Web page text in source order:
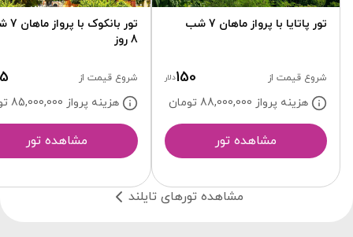
تور پاتایا با پرواز ماهان 7 شب
شروع قیمت از 150دلار
هزینه پرواز 88,000,000 تومان
مشاهده تور
تور
8 روز
شروع قیمت از
هزینه پرواز 85,000,000
مشاهده تور
مشاهده تورهای تایلند